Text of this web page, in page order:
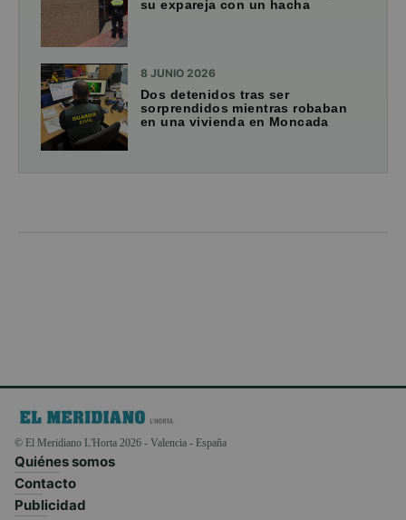
su expareja con un hacha
8 JUNIO 2026
Dos detenidos tras ser
sorprendidos mientras robaban
en una vivienda en Moncada
© El Meridiano L'Horta 2026 - Valencia - España
Quiénes somos
Contacto
Publicidad